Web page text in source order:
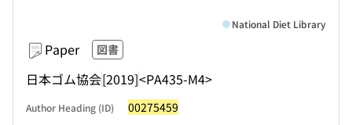
Paper 図書
日本ゴム協会[2019]<PA435-M4>
National Diet Library
Author Heading (ID) 00275459